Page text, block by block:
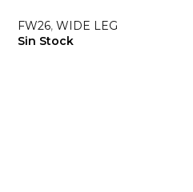
FW26, WIDE LEG
Sin Stock